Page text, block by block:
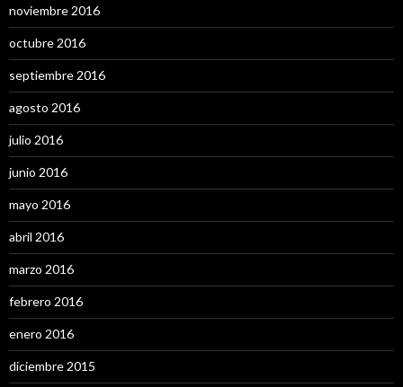
noviembre 2016
octubre 2016
septiembre 2016
agosto 2016
julio 2016
junio 2016
mayo 2016
abril 2016
marzo 2016
febrero 2016
enero 2016
diciembre 2015